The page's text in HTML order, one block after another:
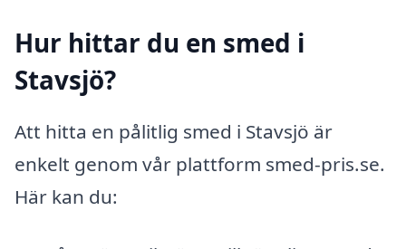
Hur hittar du en smed i
Stavsjö?
Att hitta en pålitlig smed i Stavsjö är
enkelt genom vår plattform smed-pris.se.
Här kan du: